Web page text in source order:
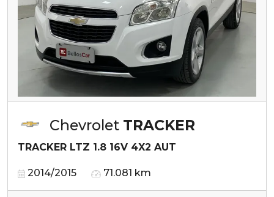
Chevrolet TRACKER
TRACKER LTZ 1.8 16V 4X2 AUT
2014/2015 71.081 km